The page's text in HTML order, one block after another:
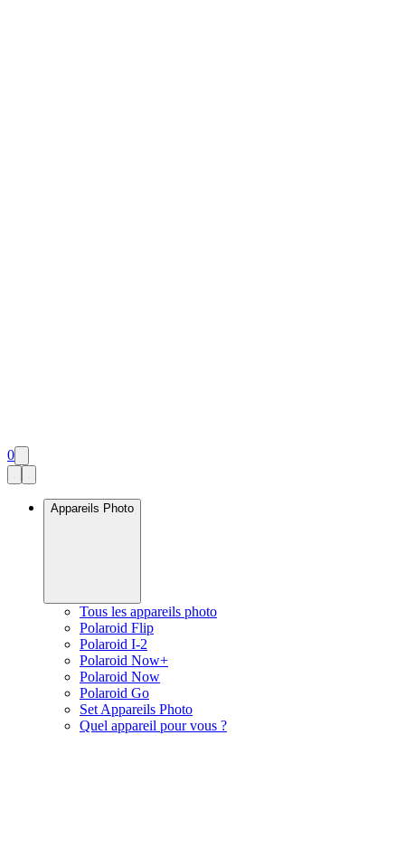
0
Appareils Photo
Tous les appareils photo
Polaroid Flip
Polaroid I-2
Polaroid Now+
Polaroid Now
Polaroid Go
Set Appareils Photo
Quel appareil pour vous ?